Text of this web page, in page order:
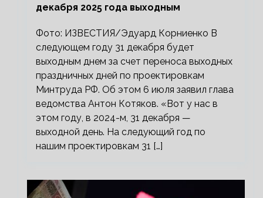
декабря 2025 года выходным
Фото: ИЗВЕСТИЯ/Эдуард Корниенко В
следующем году 31 декабря будет
выходным днем за счет переноса выходных
праздничных дней по проектировкам
Минтруда РФ. Об этом 6 июля заявил глава
ведомства Антон Котяков. «Вот у нас в
этом году, в 2024-м, 31 декабря —
выходной день. На следующий год по
нашим проектировкам 31 […]